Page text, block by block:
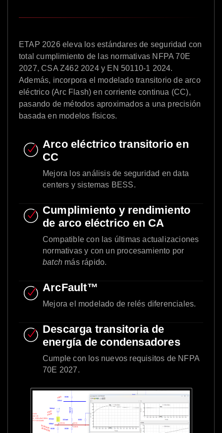
ETAP 2026 eleva los estándares de seguridad con
total cumplimiento de las normativas NFPA 70E
2027, CSA Z462 2024 y EN 50110-1 2024.
Además, incorpora el modelado transitorio de arco
eléctrico (Arc Flash) en corriente continua (CC),
pasando de métodos aproximados a una precisión
basada en modelos físicos.
Arco eléctrico transitorio en
CC
Mejora los análisis de seguridad en data
centers y sistemas BESS.
Cumplimiento y rendimiento
de arco eléctrico en CA
Compatible con las últimas actualizaciones
normativas y con un procesamiento por
batch más rápido.
ArcFault™
Mejora el modelado de relés diferenciales.
Descarga transitoria de
energía de condensadores
Cumple con los nuevos requisitos de NFPA
70E 2027.